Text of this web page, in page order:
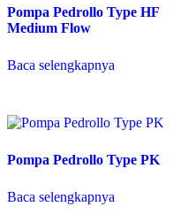
Pompa Pedrollo Type HF
Medium Flow
Baca selengkapnya
Pompa Pedrollo Type PK
Baca selengkapnya